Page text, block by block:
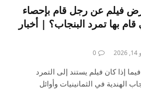
فيلم عن رجل قام بإحصاء
بها تمرد البنجاب؟ | أخبار
0
إذا كان فيلم يستند إلى التمرد
الهندية في الثمانينيات وأوائل